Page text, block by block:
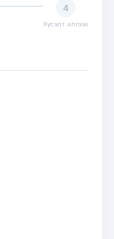
4
Хүсэлт илгээх